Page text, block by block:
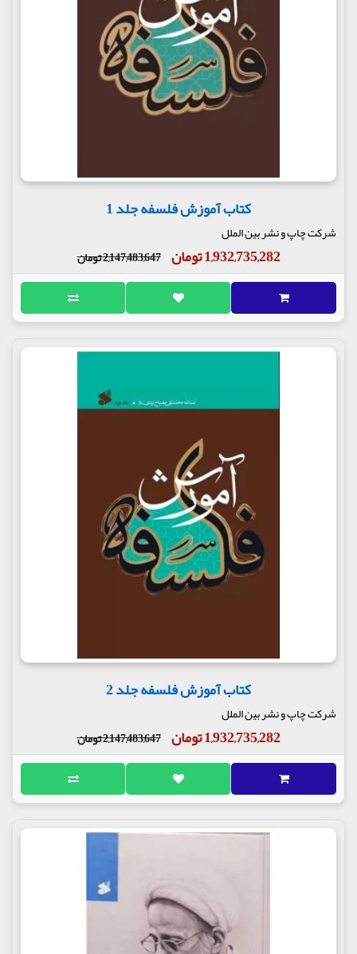
کتاب آموزش فلسفه جلد 1
شرکت چاپ و نشر بین الملل
1,932,735,282 تومان 2,147,483,647 تومان
کتاب آموزش فلسفه جلد 2
شرکت چاپ و نشر بین الملل
1,932,735,282 تومان 2,147,483,647 تومان